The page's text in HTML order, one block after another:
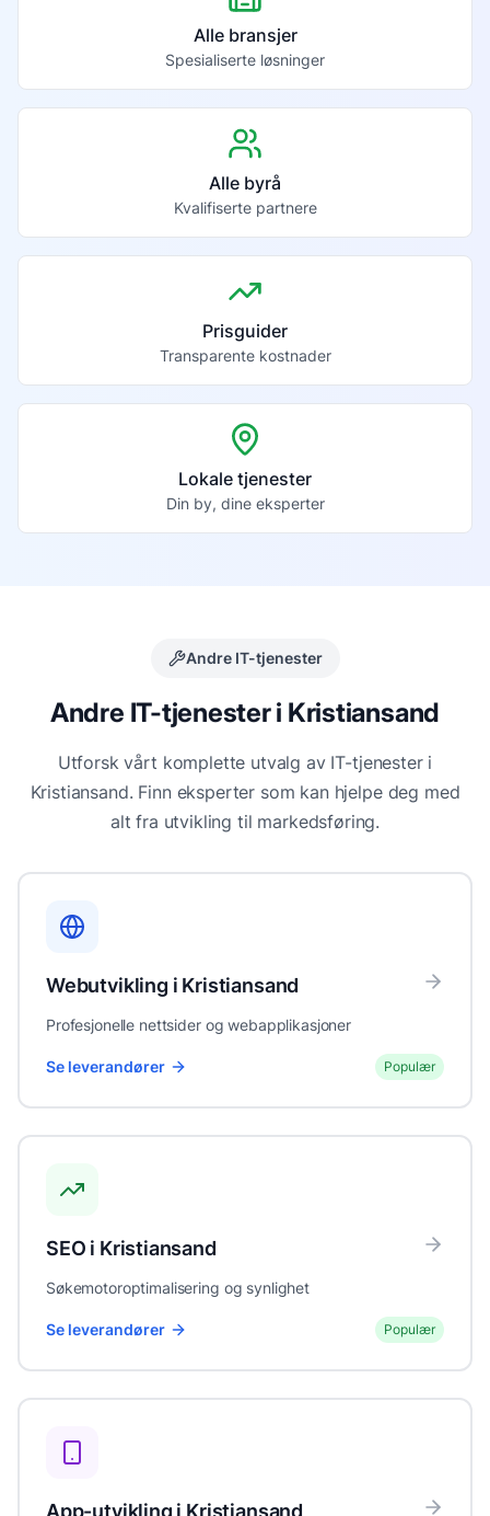
Alle bransjer
Spesialiserte løsninger
Alle byrå
Kvalifiserte partnere
Prisguider
Transparente kostnader
Lokale tjenester
Din by, dine eksperter
Andre IT-tjenester
Andre IT-tjenester i Kristiansand
Utforsk vårt komplette utvalg av IT-tjenester i
Kristiansand. Finn eksperter som kan hjelpe deg med
alt fra utvikling til markedsføring.
Webutvikling i Kristiansand
Profesjonelle nettsider og webapplikasjoner
Se leverandører Populær
SEO i Kristiansand
Søkemotoroptimalisering og synlighet
Se leverandører Populær
App-utvikling i Kristiansand